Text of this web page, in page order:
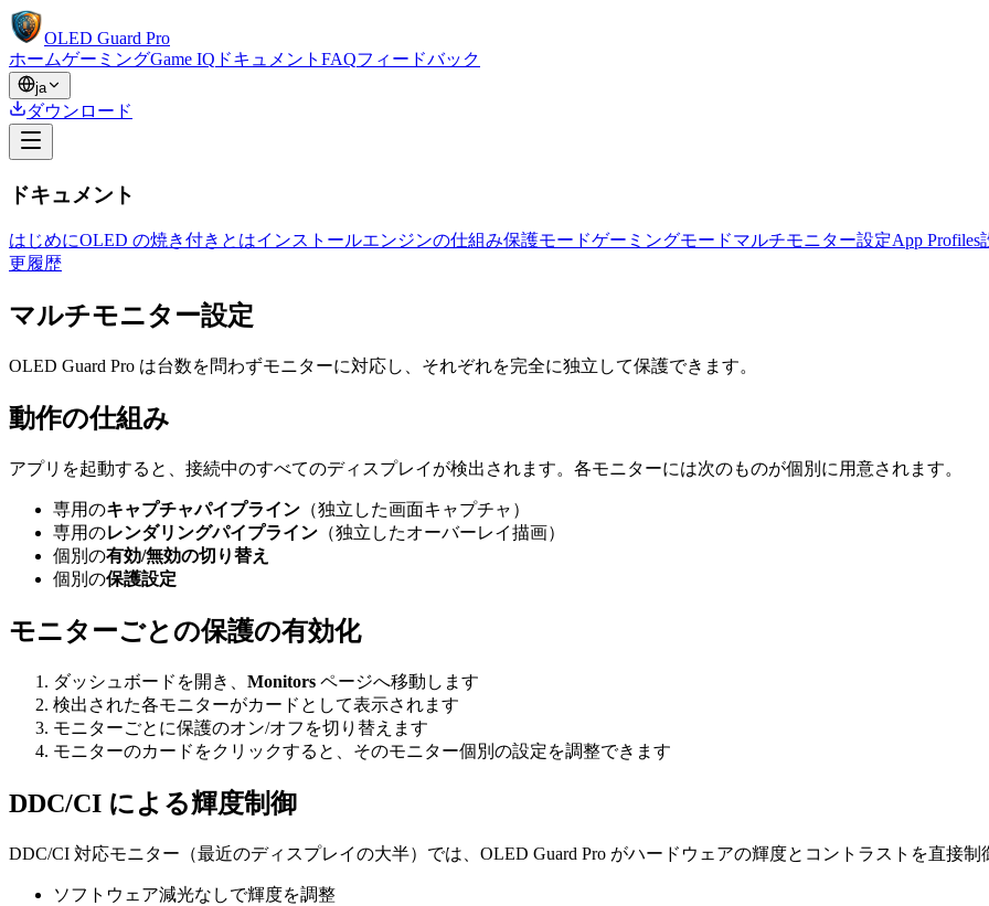
OLED Guard Pro
ホームゲーミングGame IQ ドキュメント FAQフィードバック
ja
ダウンロード
ドキュメント
はじめにOLED の焼き付きとはインストールエンジンの仕組み保護モードゲーミングモードマルチモニター設定App Profiles
更履歴
マルチモニター設定
OLED Guard Pro は台数を問わずモニターに対応し、それぞれを完全に独立して保護できます。
動作の仕組み
アプリを起動すると、接続中のすべてのディスプレイが検出されます。各モニターには次のものが個別に用意されます。
専用のキャプチャパイプライン （独立した画面キャプチャ）
専用のレンダリングパイプライン （独立したオーバーレイ描画）
個別の有効/無効の切り替え
個別の保護設定
モニターごとの保護の有効化
ダッシュボードを開き、 Monitors ページへ移動します
検出された各モニターがカードとして表示されます
モニターごとに保護のオン/オフを切り替えます
モニターのカードをクリックすると、そのモニター個別の設定を調整できます
DDC/CI による輝度制御
DDC/CI 対応モニター（最近のディスプレイの大半）では、OLED Guard Pro がハードウェアの輝度とコントラストを直接制
ソフトウェア減光なしで輝度を調整